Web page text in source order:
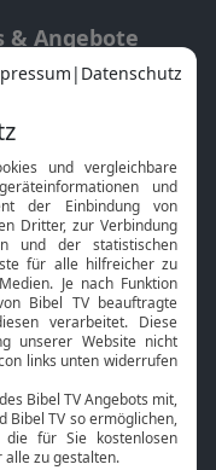
& Angebote
Mobile App
Smart TV
HbbTV
Bibelthek Online-Bibel
Nächster Gottesdienst
Kontakt
TV-Empfang